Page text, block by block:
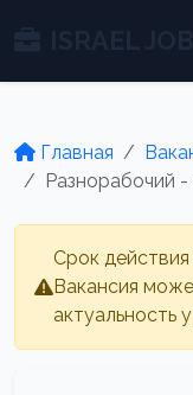
Главная
Разнорабочий
Срок действия
Вакансия
актуальность